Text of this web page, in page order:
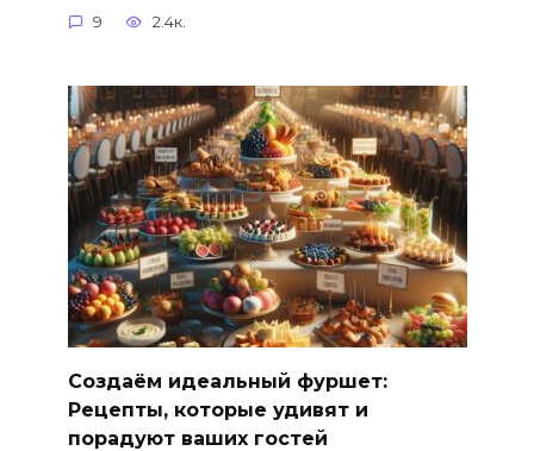
9 2.4к.
Создаём идеальный фуршет:
Рецепты, которые удивят и
порадуют ваших гостей